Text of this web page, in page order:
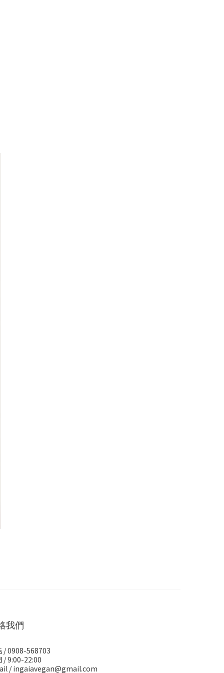
我們
/ 0908-568703
/ 9:00-22:00
/ ingaiavegan@gmail.com